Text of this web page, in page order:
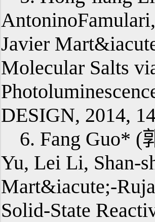
Javier
Molecular Salts
DESIGN, 2014,
6. Fang Guo* (
Yu, Lei Li, Shan-
Mart&iacute;-
Solid-State